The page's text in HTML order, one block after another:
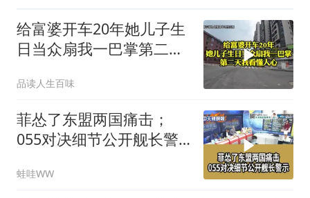
给富婆开车20年她儿子生
日当众扇我一巴掌第二天
品读人生百味
菲怂了东盟两国痛击；
055对决细节公开舰长警
冰｜辣晚报20260805
蛙哇WW